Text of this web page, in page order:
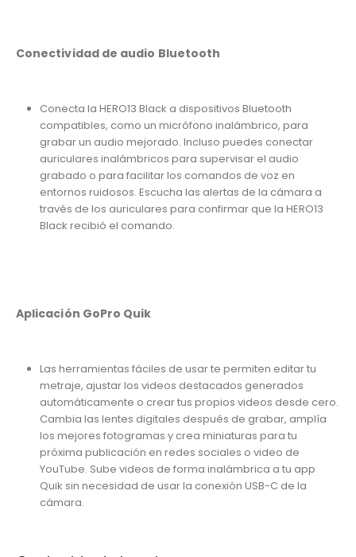
Conectividad de audio Bluetooth
Conecta la HERO13 Black a dispositivos Bluetooth
compatibles, como un micrófono inalámbrico, para
grabar un audio mejorado. Incluso puedes conectar
auriculares inalámbricos para supervisar el audio
grabado o para facilitar los comandos de voz en
entornos ruidosos. Escucha las alertas de la cámara a
través de los auriculares para confirmar que la HERO13
Black recibió el comando.
Aplicación GoPro Quik
Las herramientas fáciles de usar te permiten editar tu
metraje, ajustar los videos destacados generados
automáticamente o crear tus propios videos desde cero.
Cambia las lentes digitales después de grabar, amplía
los mejores fotogramas y crea miniaturas para tu
próxima publicación en redes sociales o video de
YouTube. Sube videos de forma inalámbrica a tu app
Quik sin necesidad de usar la conexión USB-C de la
cámara.